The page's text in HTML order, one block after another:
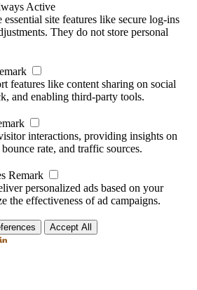
Active
essential site features like secure log-ins
They do not store personal
features like content sharing on social
and enabling third-party tools.
interactions, providing insights on
rate, and traffic sources.
Remark
personalized ads based on your
the effectiveness of ad campaigns.
Accept All